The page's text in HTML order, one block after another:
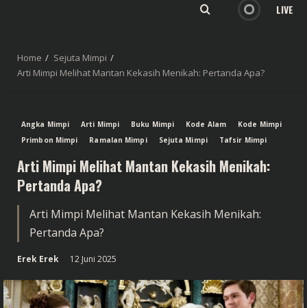
LIVE
Home
Sejuta Mimpi
Arti Mimpi Melihat Mantan Kekasih Menikah: Pertanda Apa?
Angka Mimpi Arti Mimpi Buku Mimpi Kode Alam
Kode Mimpi
Primbon Mimpi
Ramalan Mimpi Sejuta Mimpi Tafsir Mimpi
Arti Mimpi Melihat Mantan Kekasih Menikah:
Pertanda Apa?
Arti Mimpi Melihat Mantan Kekasih Menikah:
Pertanda Apa?
Erek Erek 12 Juni 2025